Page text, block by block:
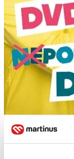
Miro Jaroš: DVD pre